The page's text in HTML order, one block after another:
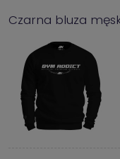
Czarna bluza